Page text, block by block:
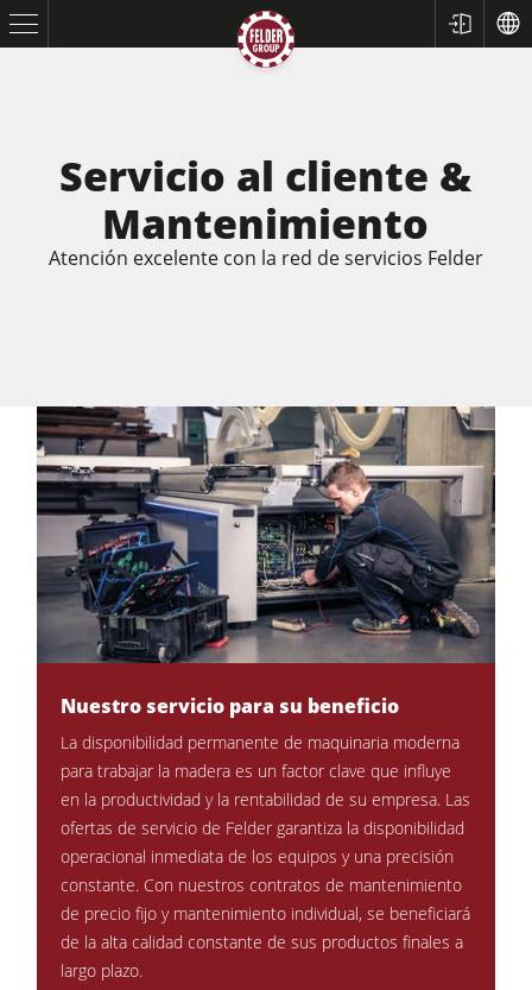
Cepilladoras-regruesadoras
Tupís
Escuadradoras-tupís
Combinadas de 5 operaciones
Centros CNC
Encoladoras de cantos
Calibradoras
Lijadoras de banda larga y de cantos
Máquinas cepilladoras y lijadoras de cepillos
Sierras de cinta
Taladros
Seccionadoras
Prensas de platos calientes & prensas de vacío
Extractores de polvo con filtro de aire
Servicio al cliente &
Mantenimiento
Atención excelente con la red de servicios Felder
Nuestro servicio para su beneficio
La disponibilidad permanente de maquinaria moderna
para trabajar la madera es un factor clave que influye
en la productividad y la rentabilidad de su empresa. Las
ofertas de servicio de Felder garantiza la disponibilidad
operacional inmediata de los equipos y una precisión
constante. Con nuestros contratos de mantenimiento
de precio fijo y mantenimiento individual, se beneficiará
de la alta calidad constante de sus productos finales a
largo plazo.